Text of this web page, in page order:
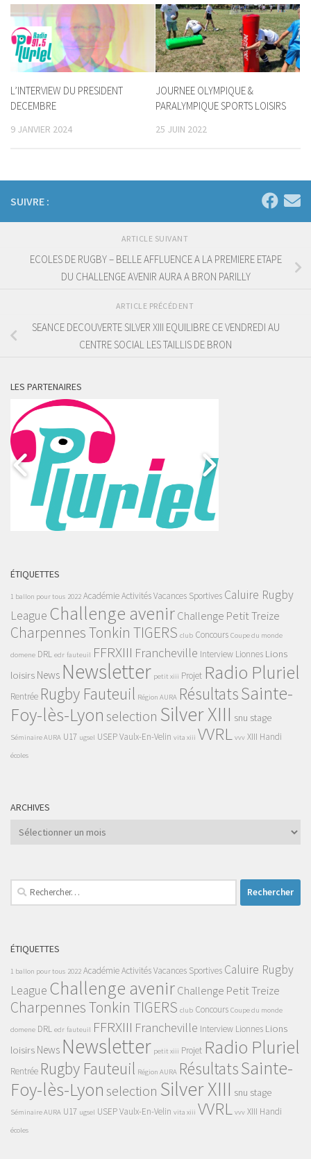
L’INTERVIEW DU PRESIDENT
DECEMBRE
9 JANVIER 2024
JOURNEE OLYMPIQUE &
PARALYMPIQUE SPORTS LOISIRS
25 JUIN 2022
SUIVRE :
ARTICLE SUIVANT
ECOLES DE RUGBY – BELLE AFFLUENCE A LA PREMIERE ETAPE
DU CHALLENGE AVENIR AURA A BRON PARILLY
ARTICLE PRÉCÉDENT
SEANCE DECOUVERTE SILVER XIII EQUILIBRE CE VENDREDI AU
CENTRE SOCIAL LES TAILLIS DE BRON
LES PARTENAIRES
ÉTIQUETTES
1 ballon pour tous 2022 AcadémieActivités Vacances Sportives Caluire Rugby
League Challenge avenirChallenge Petit Treize
Charpennes Tonkin TIGERS club Concours Coupe du monde
domene DRL edr fauteuil FFRXIII Francheville Interview Lionnes Lions
loisirs News Newsletter petit xiii Projet Radio Pluriel
Rentrée Rugby Fauteuil Région AURA RésultatsSainte-
Foy-lès-Lyon selection Silver XIII snu stage
Séminaire AURA U17 ugsel USEPVaulx-En-Velin vita xiii VVRL vvv XIII Handi
écoles
ARCHIVES
Archives
Rechercher :
ÉTIQUETTES
1 ballon pour tous 2022 AcadémieActivités Vacances Sportives Caluire Rugby
League Challenge avenirChallenge Petit Treize
Charpennes Tonkin TIGERS club Concours Coupe du monde
domene DRL edr fauteuil FFRXIII Francheville Interview Lionnes Lions
loisirs News Newsletter petit xiii Projet Radio Pluriel
Rentrée Rugby Fauteuil Région AURA RésultatsSainte-
Foy-lès-Lyon selection Silver XIII snu stage
Séminaire AURA U17 ugsel USEPVaulx-En-Velin vita xiii VVRL vvv XIII Handi
écoles